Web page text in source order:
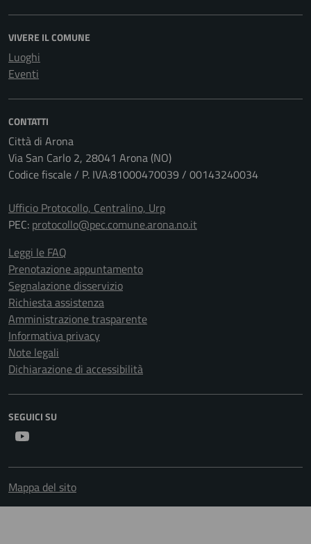
VIVERE IL COMUNE
Luoghi
Eventi
CONTATTI
Città di Arona
Via San Carlo 2, 28041 Arona (NO)
Codice fiscale / P. IVA:81000470039 / 00143240034
Ufficio Protocollo, Centralino, Urp
PEC: protocollo@pec.comune.arona.no.it
Leggi le FAQ
Prenotazione appuntamento
Segnalazione disservizio
Richiesta assistenza
Amministrazione trasparente
Informativa privacy
Note legali
Dichiarazione di accessibilità
SEGUICI SU
Mappa del sito